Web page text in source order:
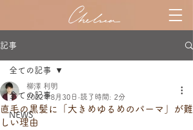
記事
全ての記事
NEWS
全ての記事
直毛の黒髪に「大きめゆるめのパーマ」が難
しい理由
柳澤 利明
2022年8月30日 読了時間: 2分